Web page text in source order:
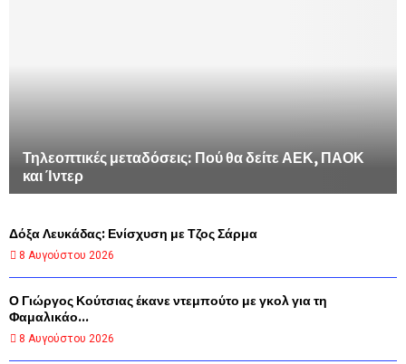
Τηλεοπτικές μεταδόσεις: Πού θα δείτε ΑΕΚ, ΠΑΟΚ
και Ίντερ
Δόξα Λευκάδας: Ενίσχυση με Τζος Σάρμα
8 Αυγούστου 2026
Ο Γιώργος Κούτσιας έκανε ντεμπούτο με γκολ για τη
Φαμαλικάο...
8 Αυγούστου 2026